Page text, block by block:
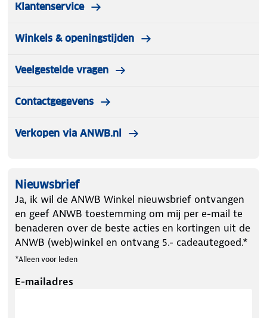
Klantenservice
Winkels & openingstijden
Veelgestelde vragen
Contactgegevens
Verkopen via ANWB.nl
Nieuwsbrief
Ja, ik wil de ANWB Winkel nieuwsbrief ontvangen
en geef ANWB toestemming om mij per e-mail te
benaderen over de beste acties en kortingen uit de
ANWB (web)winkel en ontvang 5.- cadeautegoed.*
*Alleen voor leden
E-mailadres